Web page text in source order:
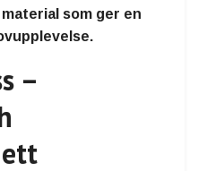
som ger en
–